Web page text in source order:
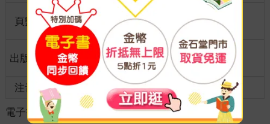
頁數 276
商品規
18*12.7
出版地 台灣
適讀年
齡
全齡適讀
注音 級別
電子書 ＞ 漫畫 ＞ GL /百合 ＞ GL /百合